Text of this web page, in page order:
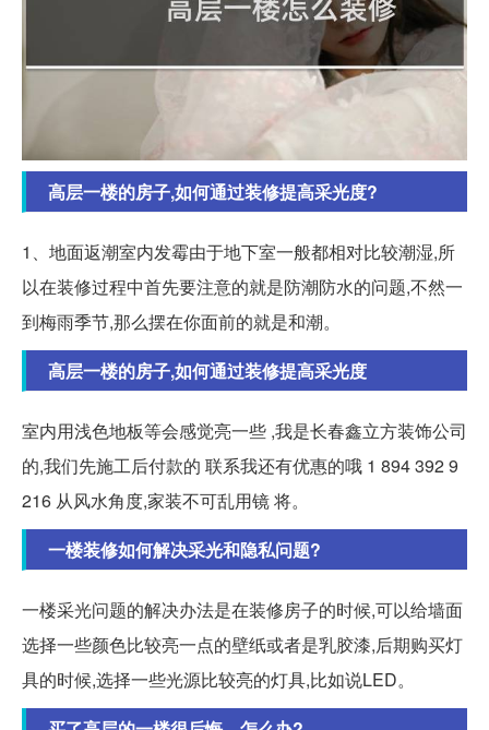
高层一楼的房子,如何通过装修提高采光度?
1、地面返潮室内发霉由于地下室一般都相对比较潮湿,所
以在装修过程中首先要注意的就是防潮防水的问题,不然一
到梅雨季节,那么摆在你面前的就是和潮。
高层一楼的房子,如何通过装修提高采光度
室内用浅色地板等会感觉亮一些 ,我是长春鑫立方装饰公司
的,我们先施工后付款的 联系我还有优惠的哦 1 894 392 9
216 从风水角度,家装不可乱用镜 将。
一楼装修如何解决采光和隐私问题?
一楼采光问题的解决办法是在装修房子的时候,可以给墙面
选择一些颜色比较亮一点的壁纸或者是乳胶漆,后期购买灯
具的时候,选择一些光源比较亮的灯具,比如说LED。